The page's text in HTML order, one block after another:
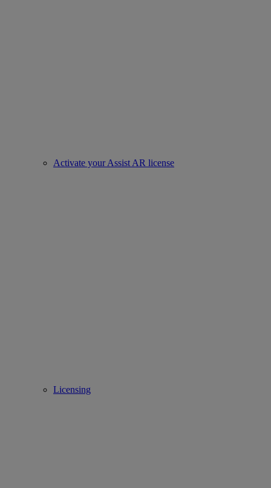
Activate your Assist AR license
Licensing